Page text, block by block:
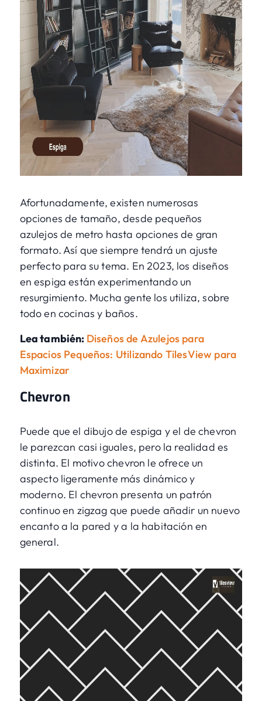
Afortunadamente, existen numerosas
opciones de tamaño, desde pequeños
azulejos de metro hasta opciones de gran
formato. Así que siempre tendrá un ajuste
perfecto para su tema. En 2023, los diseños
en espiga están experimentando un
resurgimiento. Mucha gente los utiliza, sobre
todo en cocinas y baños.
Lea también: Diseños de Azulejos para
Espacios Pequeños: Utilizando TilesView para
Maximizar
Chevron
Puede que el dibujo de espiga y el de chevron
le parezcan casi iguales, pero la realidad es
distinta. El motivo chevron le ofrece un
aspecto ligeramente más dinámico y
moderno. El chevron presenta un patrón
continuo en zigzag que puede añadir un nuevo
encanto a la pared y a la habitación en
general.